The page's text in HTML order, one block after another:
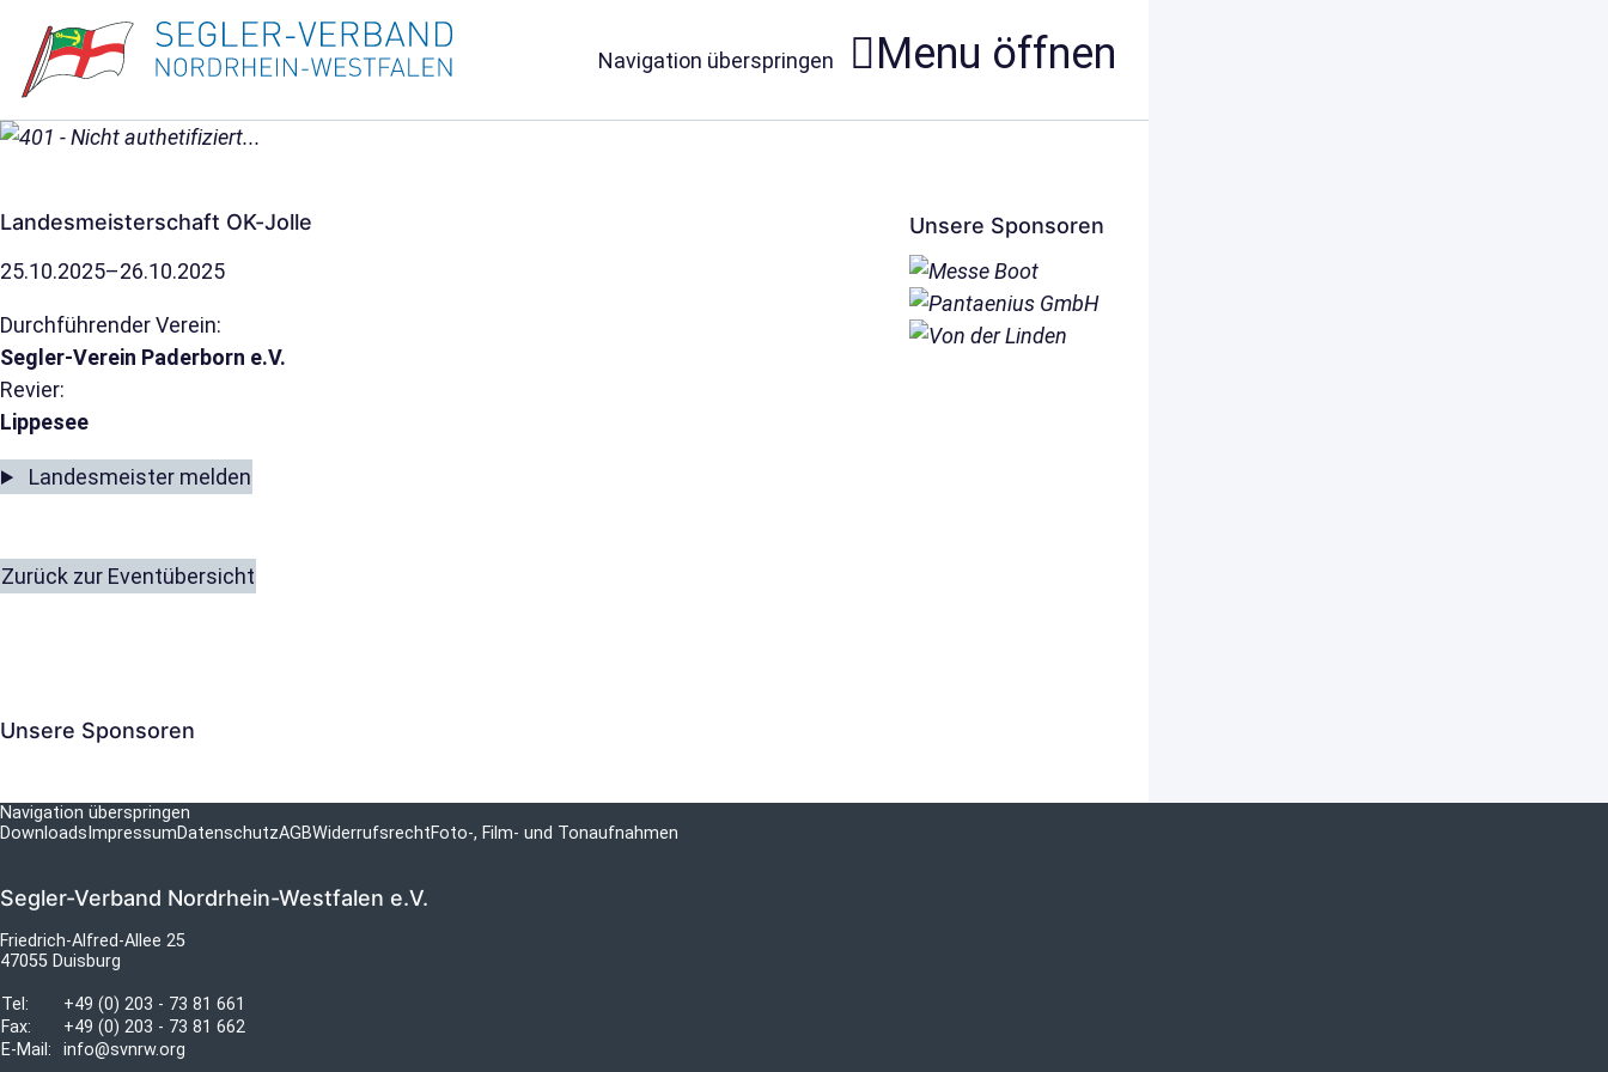
Navigation überspringen Menu öffnen
Landesmeisterschaft OK-Jolle
25.10.2025–26.10.2025
Durchführender Verein:
Segler-Verein Paderborn e.V.
Revier:
Lippesee
Landesmeister melden
Zurück zur Eventübersicht
Unsere Sponsoren
Unsere Sponsoren
Navigation überspringen
Downloads ImpressumDatenschutzAGBWiderrufsrechtFoto-, Film- und Tonaufnahmen
Segler-Verband Nordrhein-Westfalen e.V.
Friedrich-Alfred-Allee 25
47055 Duisburg
Tel:
+49 (0) 203 - 73 81 661
Fax:
+49 (0) 203 - 73 81 662
E-Mail:
info@svnrw.org